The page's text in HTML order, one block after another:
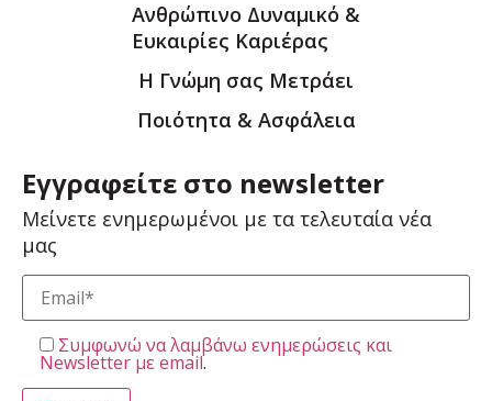
Ανθρώπινο Δυναμικό &
Ευκαιρίες Καριέρας
Η Γνώμη σας Μετράει
Ποιότητα & Ασφάλεια
Εγγραφείτε στο newsletter
Μείνετε ενημερωμένοι με τα τελευταία νέα
μας
Συμφωνώ να λαμβάνω ενημερώσεις και
Newsletter με email.